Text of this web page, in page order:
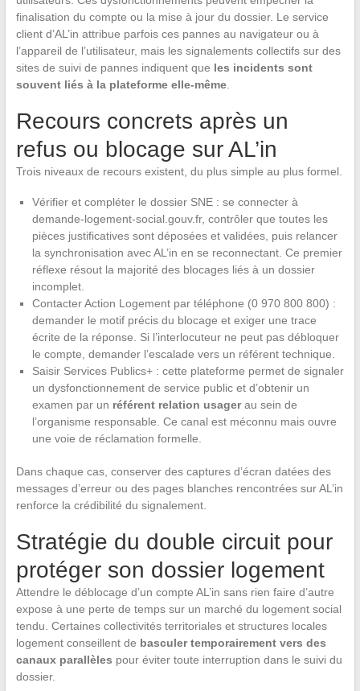
finalisation du compte ou la mise à jour du dossier. Le service
client d’AL’in attribue parfois ces pannes au navigateur ou à
l’appareil de l’utilisateur, mais les signalements collectifs sur des
sites de suivi de pannes indiquent que les incidents sont
souvent liés à la plateforme elle-même.
Recours concrets après un
refus ou blocage sur AL’in
Trois niveaux de recours existent, du plus simple au plus formel.
Vérifier et compléter le dossier SNE : se connecter à
demande-logement-social.gouv.fr, contrôler que toutes les
pièces justificatives sont déposées et validées, puis relancer
la synchronisation avec AL’in en se reconnectant. Ce premier
réflexe résout la majorité des blocages liés à un dossier
incomplet.
Contacter Action Logement par téléphone (0 970 800 800) :
demander le motif précis du blocage et exiger une trace
écrite de la réponse. Si l’interlocuteur ne peut pas débloquer
le compte, demander l’escalade vers un référent technique.
Saisir Services Publics+ : cette plateforme permet de signaler
un dysfonctionnement de service public et d’obtenir un
examen par un référent relation usagerau sein de
l’organisme responsable. Ce canal est méconnu mais ouvre
une voie de réclamation formelle.
Dans chaque cas, conserver des captures d’écran datées des
messages d’erreur ou des pages blanches rencontrées sur AL’in
renforce la crédibilité du signalement.
Stratégie du double circuit pour
protéger son dossier logement
Attendre le déblocage d’un compte AL’in sans rien faire d’autre
expose à une perte de temps sur un marché du logement social
tendu. Certaines collectivités territoriales et structures locales
logement conseillent de basculer temporairement vers des
canaux parallèles pour éviter toute interruption dans le suivi du
dossier.